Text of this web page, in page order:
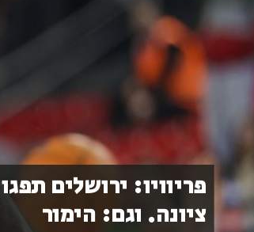
פריוויו: ירושלים
ציונה. וגם: הימור